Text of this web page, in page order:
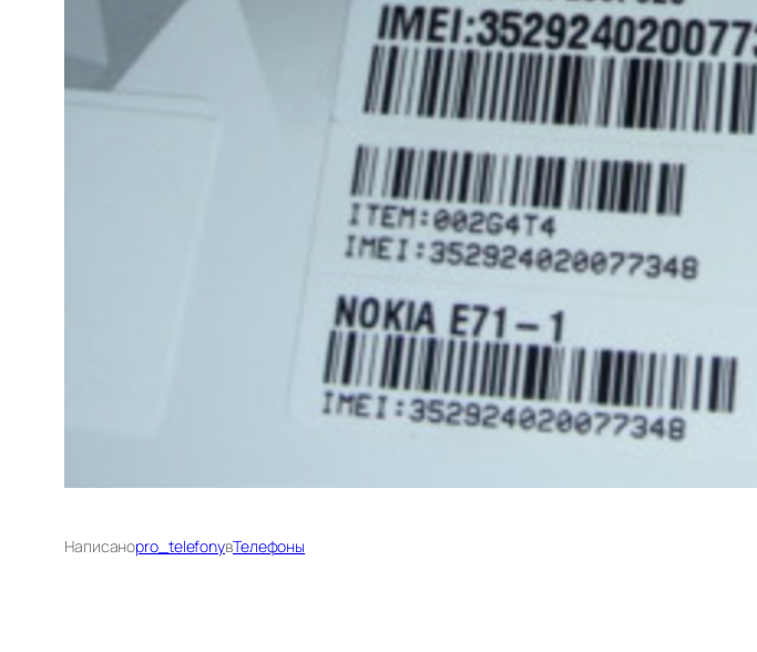
Написаноpro_telefonyвТелефоны